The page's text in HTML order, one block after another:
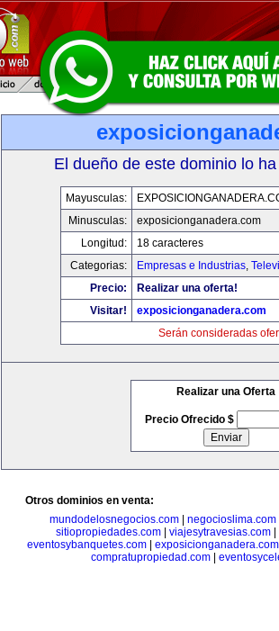
El dueño de este dominio lo
Mayusculas:
Minusculas:
exposicionganadera.com
Longitud:
18 caracteres
Categorias:
Empresas e Industrias,
Precio:
Realizar una oferta!
Visitar!
exposicionganadera.com
Serán consideradas
Realizar una Oferta
Precio Ofrecido $
Otros dominios en venta:
mundodelosnegocios.com| negocioslima.com
sitiopropiedades.com| viajesytravesias.com|
eventosybanquetes.com| exposicionganadera.com
compratupropiedad.com